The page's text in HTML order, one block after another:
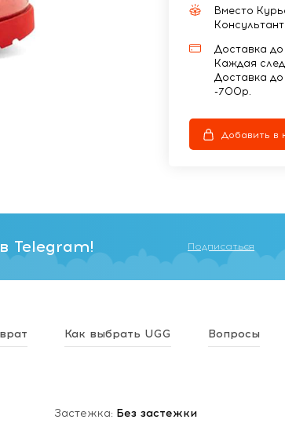
Вместо
Консультант!
Доставка
Каждая
Доставка
-700р.
Добавить в
Telegram! Подписаться
Как выбрать UGG Вопросы
Застежка: Без застежки